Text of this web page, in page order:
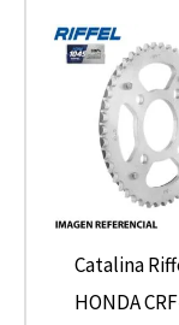
Catalina
HONDA